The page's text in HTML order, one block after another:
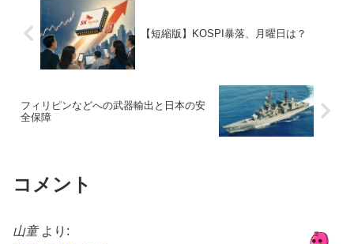
【短縮版】KOSPI暴落、月曜日は？
フィリピンなどへの武器輸出と日本の安
全保障
コメント
山童 より: